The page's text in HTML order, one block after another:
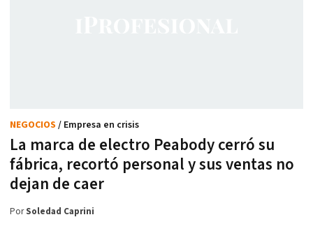
La marca de electro Peabody cerró su
fábrica, recortó personal y sus ventas no
dejan de caer
NEGOCIOS / Empresa en crisis
PorSoledad Caprini